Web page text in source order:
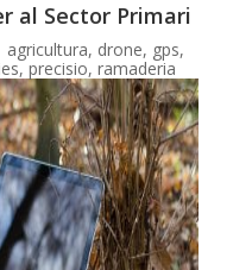
al Sector Primari
agricultura, drone, gps,
,precisio,ramaderia